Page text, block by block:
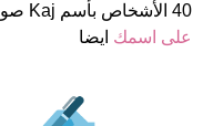
40 الأشخاص بأسم Kaj صوت على اسمائهم . من فضلك
على اسمك ايضا